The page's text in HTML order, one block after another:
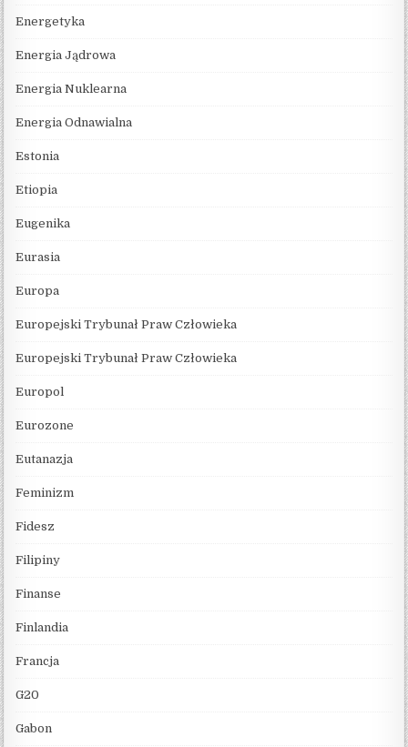
Energetyka
Energia Jądrowa
Energia Nuklearna
Energia Odnawialna
Estonia
Etiopia
Eugenika
Eurasia
Europa
Europejski Trybunał Praw Człowieka
Europejski Trybunał Praw Człowieka
Europol
Eurozone
Eutanazja
Feminizm
Fidesz
Filipiny
Finanse
Finlandia
Francja
G20
Gabon